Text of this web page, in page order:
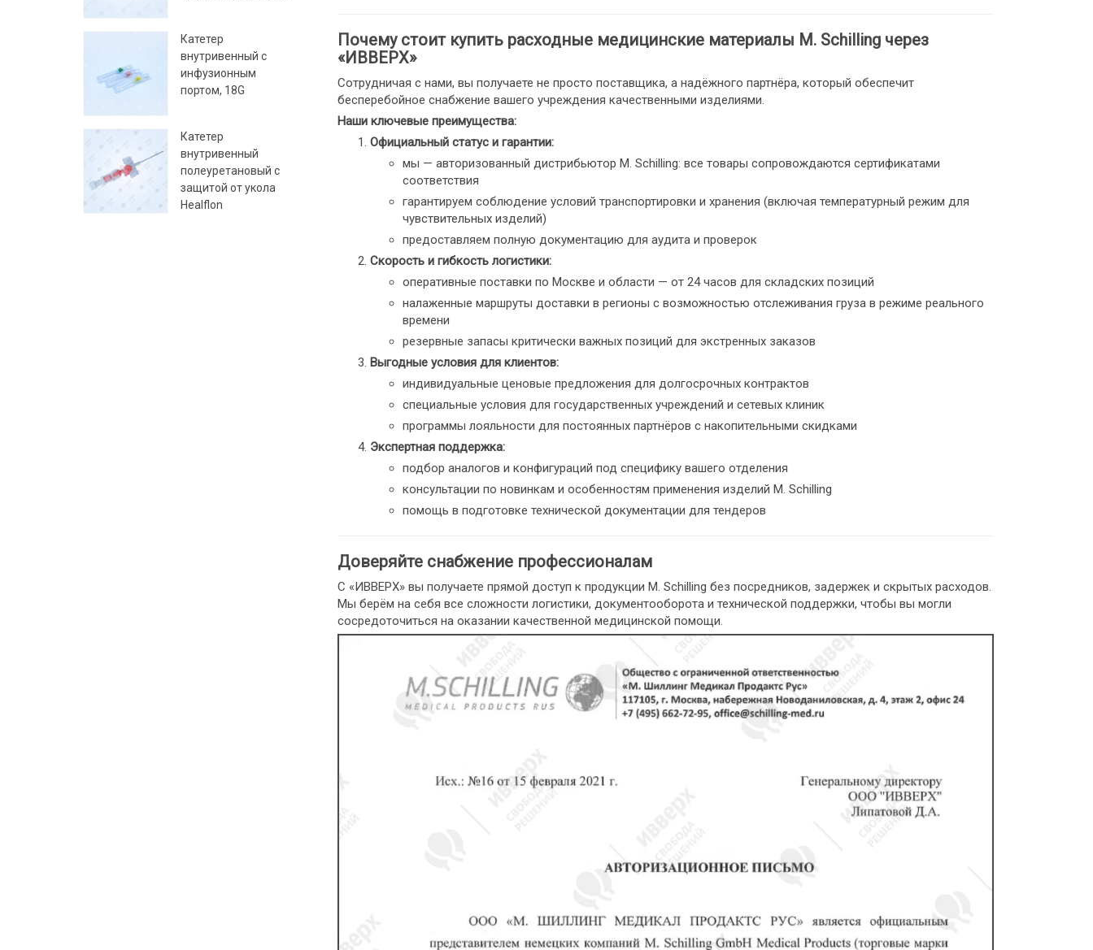
Почему стоит купить расходные медицинские материалы M. Schilling через
«ИВВЕРХ»
Сотрудничая с нами, вы получаете не просто поставщика, а надёжного партнёра, который обеспечит
бесперебойное снабжение вашего учреждения качественными изделиями.
Наши ключевые преимущества:
Официальный статус и гарантии:
мы — авторизованный дистрибьютор M. Schilling: все товары сопровождаются сертификатами
соответствия
гарантируем соблюдение условий транспортировки и хранения (включая температурный режим для
чувствительных изделий)
предоставляем полную документацию для аудита и проверок
Скорость и гибкость логистики:
оперативные поставки по Москве и области — от 24 часов для складских позиций
налаженные маршруты доставки в регионы с возможностью отслеживания груза в режиме реального
времени
резервные запасы критически важных позиций для экстренных заказов
Выгодные условия для клиентов:
индивидуальные ценовые предложения для долгосрочных контрактов
специальные условия для государственных учреждений и сетевых клиник
программы лояльности для постоянных партнёров с накопительными скидками
Экспертная поддержка:
подбор аналогов и конфигураций под специфику вашего отделения
консультации по новинкам и особенностям применения изделий M. Schilling
помощь в подготовке технической документации для тендеров
Доверяйте снабжение профессионалам
С «ИВВЕРХ» вы получаете прямой доступ к продукции M. Schilling без посредников, задержек и скрытых расходов.
Мы берём на себя все сложности логистики, документооборота и технической поддержки, чтобы вы могли
сосредоточиться на оказании качественной медицинской помощи.
Катетер
внутривенный с
инфузионным
портом, 18G
Катетер
внутривенный
полеуретановый с
защитой от укола
Healflon